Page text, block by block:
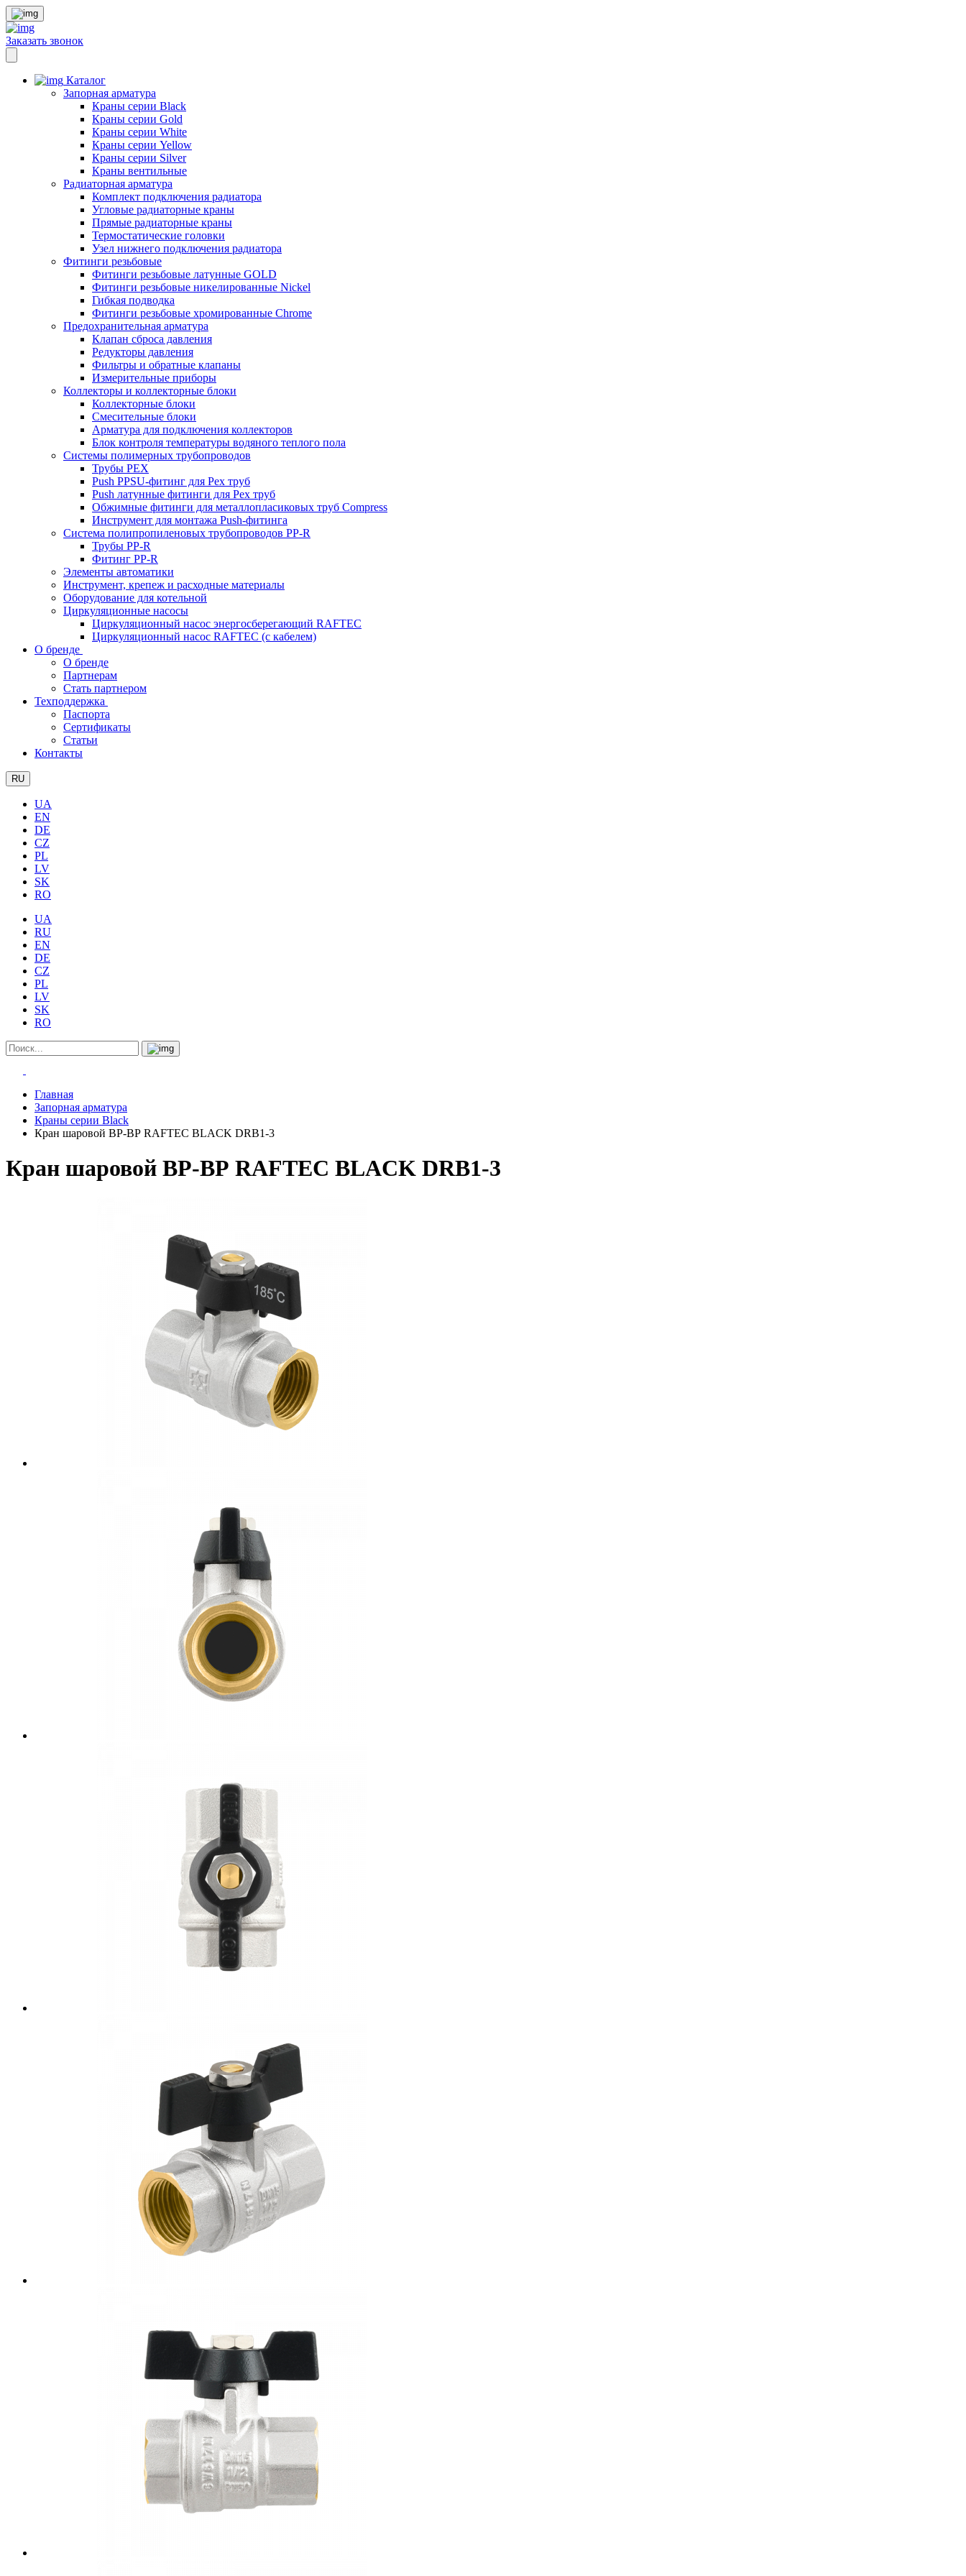
Заказать звонок
Каталог
Запорная арматура
Краны серии Black
Краны серии Gold
Краны серии White
Краны серии Yellow
Краны серии Silver
Краны вентильные
Радиаторная арматура
Комплект подключения радиатора
Угловые радиаторные краны
Прямые радиаторные краны
Термостатические головки
Узел нижнего подключения радиатора
Фитинги резьбовые
Фитинги резьбовые латунные GOLD
Фитинги резьбовые никелированные Nickel
Гибкая подводка
Фитинги резьбовые хромированные Chrome
Предохранительная арматура
Клапан сброса давления
Редукторы давления
Фильтры и обратные клапаны
Измерительные приборы
Коллекторы и коллекторные блоки
Коллекторные блоки
Смесительные блоки
Арматура для подключения коллекторов
Блок контроля температуры водяного теплого пола
Системы полимерных трубопроводов
Трубы PEX
Push PPSU-фитинг для Pex труб
Push латунные фитинги для Pex труб
Обжимные фитинги для металлопласиковых труб Compress
Инструмент для монтажа Push-фитинга
Система полипропиленовых трубопроводов PP-R
Трубы PP-R
Фитинг PP-R
Элементы автоматики
Инструмент, крепеж и расходные материалы
Оборудование для котельной
Циркуляционные насосы
Циркуляционный насос энергосберегающий RAFTEC
Циркуляционный насос RAFTEC (с кабелем)
О бренде
О бренде
Партнерам
Стать партнером
Техподдержка
Паспорта
Сертификаты
Статьи
Контакты
RU
UA
EN
DE
CZ
PL
LV
SK
RO
UA
RU
EN
DE
CZ
PL
LV
SK
RO
Главная
Запорная арматура
Краны серии Black
Кран шаровой ВР-ВР RAFTEC BLACK DRB1-3
Кран шаровой ВР-ВР RAFTEC BLACK DRB1-3